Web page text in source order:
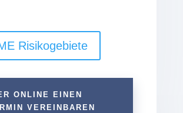
Risikogebiete
ONLINE EINEN
VEREINBAREN